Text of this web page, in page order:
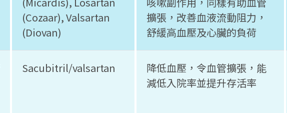
(Cozaar), Valsartan
(Diovan)
擴張，改善血液流動阻力，
舒緩高血壓及心臟的負荷
Sacubitril/valsartan
降低血壓，令血管擴張，能
減低入院率並提升存活率